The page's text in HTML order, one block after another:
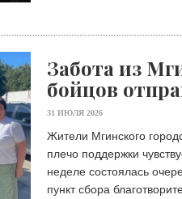
Забота из
бойцов
31 ИЮЛЯ 2026
Жители Мгинского
плечо поддержки
неделе состоялась
пункт сбора